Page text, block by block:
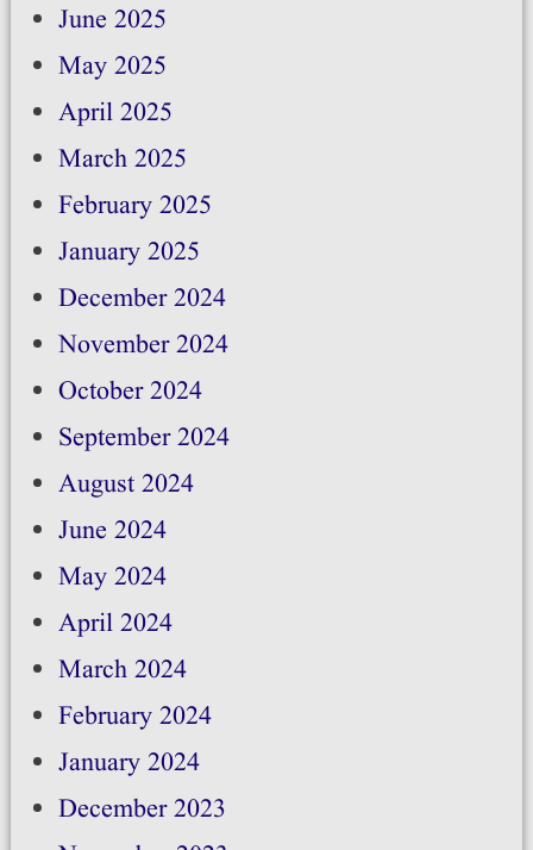
June 2025
May 2025
April 2025
March 2025
February 2025
January 2025
December 2024
November 2024
October 2024
September 2024
August 2024
June 2024
May 2024
April 2024
March 2024
February 2024
January 2024
December 2023